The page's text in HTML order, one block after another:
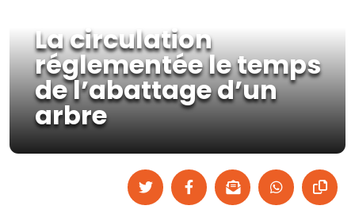
La circulation
réglementée le temps
de l’abattage d’un
arbre